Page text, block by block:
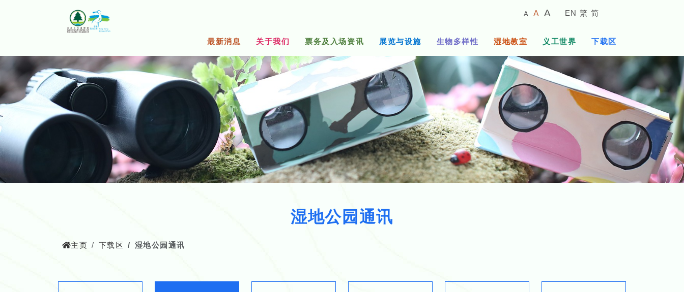
A
较
A
预
字
体
小
A
的
字
体
EN 繁 简
最新消息 关于我们 票务及入场资讯 展览与设施 生物多样性 湿地教室 义工世界 下载区
湿地公园通讯
主页 下载区 湿地公园通讯